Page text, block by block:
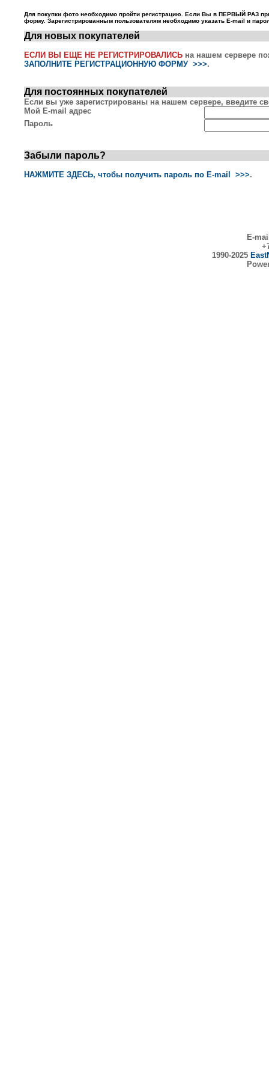
Для покупки фото необходимо пройти регистрацию. Если Вы в ПЕРВЫЙ РАЗ
форму. Зарегистрированным пользователям необходимо указать E-mail и
Для новых покупателей
ЕСЛИ ВЫ ЕЩЕ НЕ РЕГИСТРИРОВАЛИСЬ на нашем сервере
ЗАПОЛНИТЕ РЕГИСТРАЦИОННУЮ ФОРМУ >>>.
Для постоянных покупателей
Если вы уже зарегистрированы на нашем сервере, введите
Мой E-mail адрес
Пароль
Забыли пароль?
НАЖМИТЕ ЗДЕСЬ, чтобы получить пароль по E-mail >>>.
E-
1990-2025